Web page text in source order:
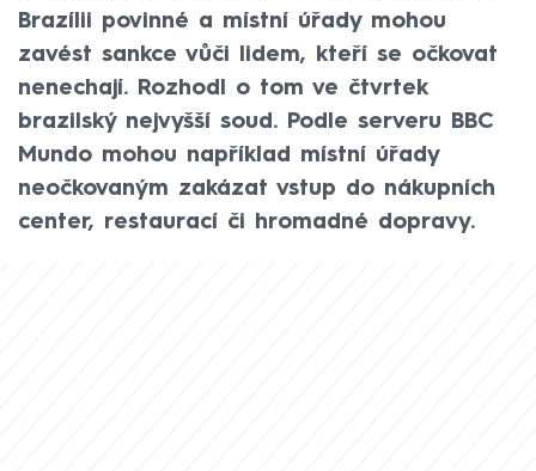
Brazílii povinné a místní úřady mohou
zavést sankce vůči lidem, kteří se očkovat
nenechají. Rozhodl o tom ve čtvrtek
brazilský nejvyšší soud. Podle serveru BBC
Mundo mohou například místní úřady
neočkovaným zakázat vstup do nákupních
center, restaurací či hromadné dopravy.